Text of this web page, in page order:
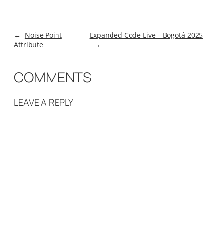
← Noise Point
Attribute
Expanded Code Live – Bogotá 2025
→
COMMENTS
LEAVE A REPLY